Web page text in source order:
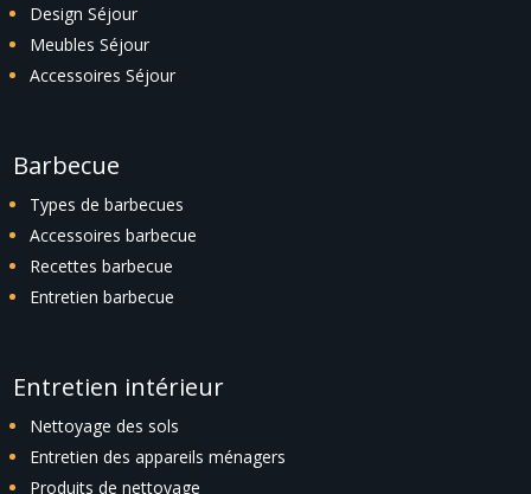
Design Séjour
Meubles Séjour
Accessoires Séjour
Barbecue
Types de barbecues
Accessoires barbecue
Recettes barbecue
Entretien barbecue
Entretien intérieur
Nettoyage des sols
Entretien des appareils ménagers
Produits de nettoyage